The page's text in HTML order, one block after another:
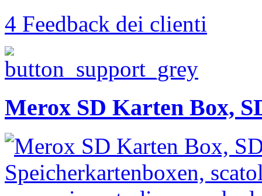
4 Feedback dei clienti
Merox SD Karten Box,